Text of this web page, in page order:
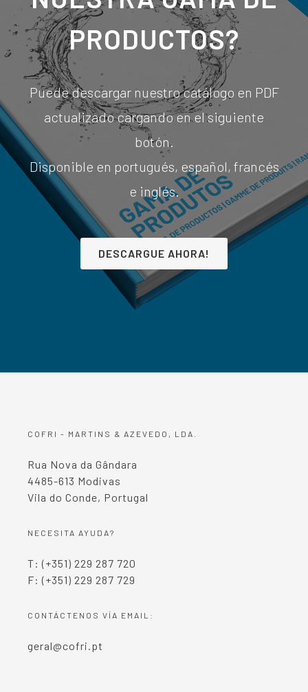
PRODUCTOS?
Puede descargar nuestro catálogo en PDF
actualizado cargando en el siguiente
botón.
Disponible en portugués, español, francés
e inglés.
DESCARGUE AHORA!
COFRI - MARTINS & AZEVEDO, LDA.
Rua Nova da Gândara
4485-613 Modivas
Vila do Conde, Portugal
NECESITA AYUDA?
T: (+351) 229 287 720
F: (+351) 229 287 729
CONTÁCTENOS VÍA EMAIL:
geral@cofri.pt